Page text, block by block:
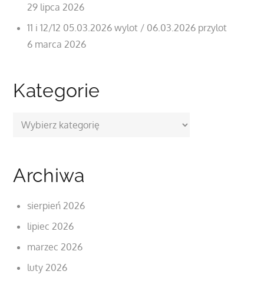
29 lipca 2026
11 i 12/12 05.03.2026 wylot / 06.03.2026 przylot
6 marca 2026
Kategorie
Kategorie
Archiwa
sierpień 2026
lipiec 2026
marzec 2026
luty 2026